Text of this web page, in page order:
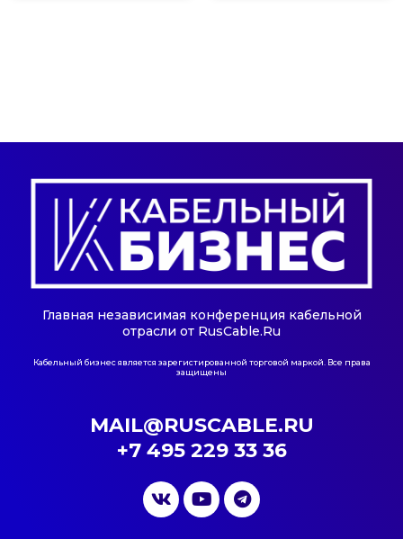
Главная независимая конференция кабельной
отрасли от RusCable.Ru
Кабельный бизнес является зарегистированной торговой маркой. Все права
защищены
MAIL@RUSCABLE.RU
+7 495 229 33 36
V
k
Y
o
T
e